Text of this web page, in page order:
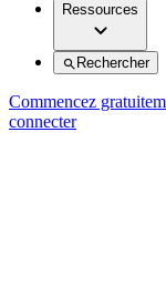
Ressources
Rechercher
Commencez
connecter